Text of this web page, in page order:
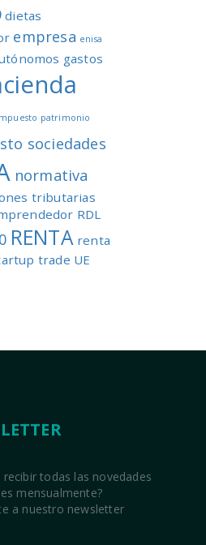
dietas
empresa enisa
gastos
patrimonio
sociedades
normativa
tributarias
RDL
RENTA renta
trade UE
recibir todas las novedades
mensualmente?
a nuestro newsletter